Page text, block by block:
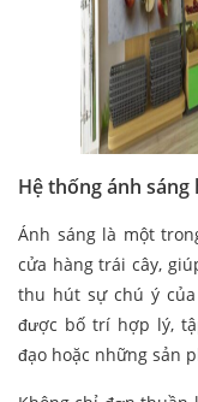
Hệ thống ánh sáng
Ánh sáng là một
cửa hàng trái cây,
thu hút sự chú ý của
được bố trí hợp lý,
đạo hoặc những sản